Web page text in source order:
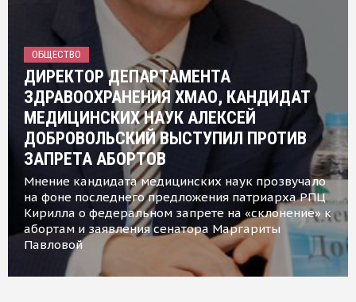
ОБЩЕСТВО
ДИРЕКТОР ДЕПАРТАМЕНТА
ЗДРАВООХРАНЕНИЯ ХМАО, КАНДИДАТ
МЕДИЦИНСКИХ НАУК АЛЕКСЕЙ
ДОБРОВОЛЬСКИЙ ВЫСТУПИЛ ПРОТИВ
ЗАПРЕТА АБОРТОВ
Мнение кандидата медицинских наук прозвучало
на фоне последнего предложения патриарха РПЦ
Кирилла о федеральном запрете на «склонение» к
абортам и заявления сенатора Маргариты
Павловой